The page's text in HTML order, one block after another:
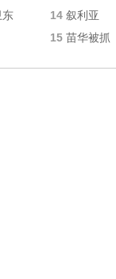
东 14 叙利亚
15 苗华被抓